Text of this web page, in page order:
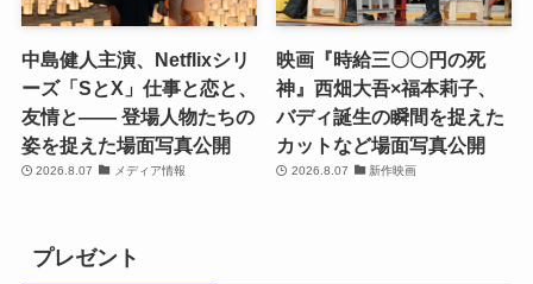
中島健人主演、Netflixシリ
ーズ「SとX」仕事と恋と、
友情と―― 登場人物たちの
姿を捉えた場面写真公開
2026.8.07 メディア情報
映画『時給三〇〇円の死
神』西畑大吾×福本莉子、
バディ誕生の瞬間を捉えた
カットなど場面写真公開
2026.8.07 新作映画
プレゼント